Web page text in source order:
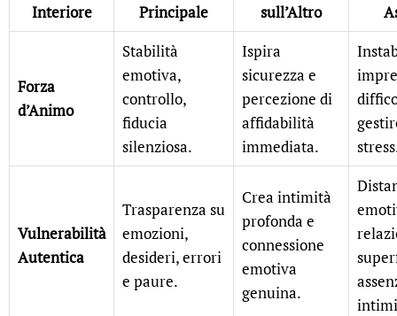
Interiore
Principale
sull’Altro
Forza
d’Animo
Stabilità
emotiva,
controllo,
fiducia
silenziosa.
Ispira
sicurezza e
percezione di
affidabilità
immediata.
Vulnerabilità
Autentica
Trasparenza su
emozioni,
desideri, errori
e paure.
Crea intimità
profonda e
connessione
emotiva
genuina.